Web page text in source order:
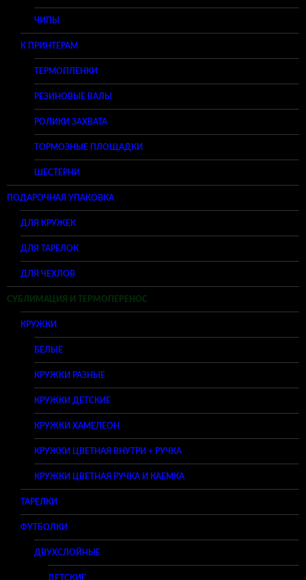
ЧИПЫ
К ПРИНТЕРАМ
ТЕРМОПЛЕНКИ
РЕЗИНОВЫЕ ВАЛЫ
РОЛИКИ ЗАХВАТА
ТОРМОЗНЫЕ ПЛОЩАДКИ
ШЕСТЕРНИ
ПОДАРОЧНАЯ УПАКОВКА
ДЛЯ КРУЖЕК
ДЛЯ ТАРЕЛОК
ДЛЯ ЧЕХЛОВ
СУБЛИМАЦИЯ И ТЕРМОПЕРЕНОС
КРУЖКИ
БЕЛЫЕ
КРУЖКИ РАЗНЫЕ
КРУЖКИ ДЕТСКИЕ
КРУЖКИ ХАМЕЛЕОН
КРУЖКИ ЦВЕТНАЯ ВНУТРИ + РУЧКА
КРУЖКИ ЦВЕТНАЯ РУЧКА И КАЕМКА
ТАРЕЛКИ
ФУТБОЛКИ
ДВУХСЛОЙНЫЕ
ДЕТСКИЕ